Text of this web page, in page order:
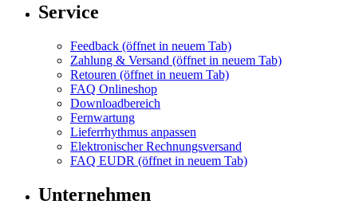
Service
Feedback (öffnet in neuem Tab)
Zahlung & Versand (öffnet in neuem Tab)
Retouren (öffnet in neuem Tab)
FAQ Onlineshop
Downloadbereich
Fernwartung
Lieferrhythmus anpassen
Elektronischer Rechnungsversand
FAQ EUDR (öffnet in neuem Tab)
Unternehmen